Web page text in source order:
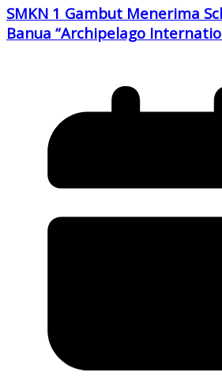
SMKN 1 Gambut Menerima
Banua “Archipelago